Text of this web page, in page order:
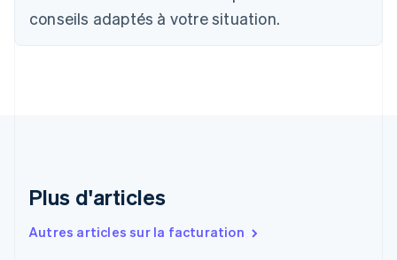
conseils adaptés à votre situation.
Plus d'articles
Autres articles sur la facturation
English Français
Chine continentale
English
Espagne